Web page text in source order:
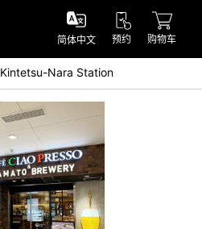
简体中文 预约 购物车
Kintetsu-Nara Station